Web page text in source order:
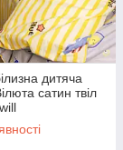
дитяча
сатин твіл